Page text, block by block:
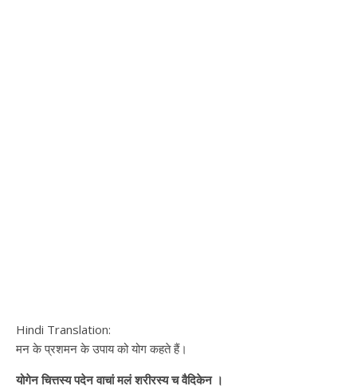
Hindi Translation:
मन के प्रशमन के उपाय को योग कहते हैं।
योगेन चित्तस्य पदेन वाचां मलं शरीरस्य च वैदिकेन ।